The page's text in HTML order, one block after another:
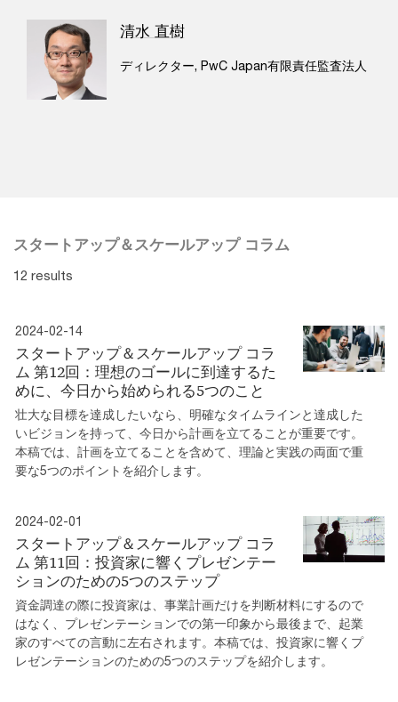
清水 直樹
ディレクター, PwC Japan有限責任監査法人
スタートアップ＆スケールアップ コラム
12 results
2024-02-14
スタートアップ＆スケールアップ コラ
ム 第12回：理想のゴールに到達するた
めに、今日から始められる5つのこと
壮大な目標を達成したいなら、明確なタイムラインと達成した
いビジョンを持って、今日から計画を立てることが重要です。
本稿では、計画を立てることを含めて、理論と実践の両面で重
要な5つのポイントを紹介します。
2024-02-01
スタートアップ＆スケールアップ コラ
ム 第11回：投資家に響くプレゼンテー
ションのための5つのステップ
資金調達の際に投資家は、事業計画だけを判断材料にするので
はなく、プレゼンテーションでの第一印象から最後まで、起業
家のすべての言動に左右されます。本稿では、投資家に響くプ
レゼンテーションのための5つのステップを紹介します。